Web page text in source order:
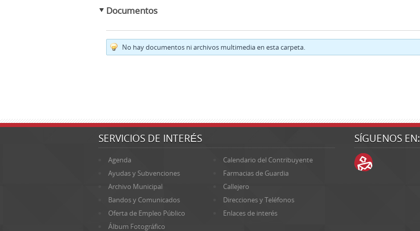
Documentos
No hay documentos ni archivos multimedia en esta carpeta.
SERVICIOS DE INTERÉS
Agenda
Calendario del Contribuyente
Ayudas y Subvenciones
Farmacias de Guardia
Archivo Municipal
Callejero
Bandos y Comunicados
Direcciones y Teléfonos
Oferta de Empleo Público
Enlaces de interés
Álbum Fotográfico
SÍGUENOS EN: